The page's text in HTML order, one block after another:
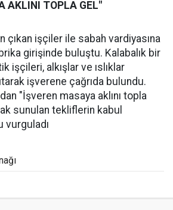
AKLINI TOPLA GEL"
çıkan işçiler ile sabah vardiyasına
girişinde buluştu. Kalabalık bir
işçileri, alkışlar ve ıslıklar
işverene çağrıda bulundu.
"İşveren masaya aklını topla
sunulan tekliflerin kabul
vurguladı